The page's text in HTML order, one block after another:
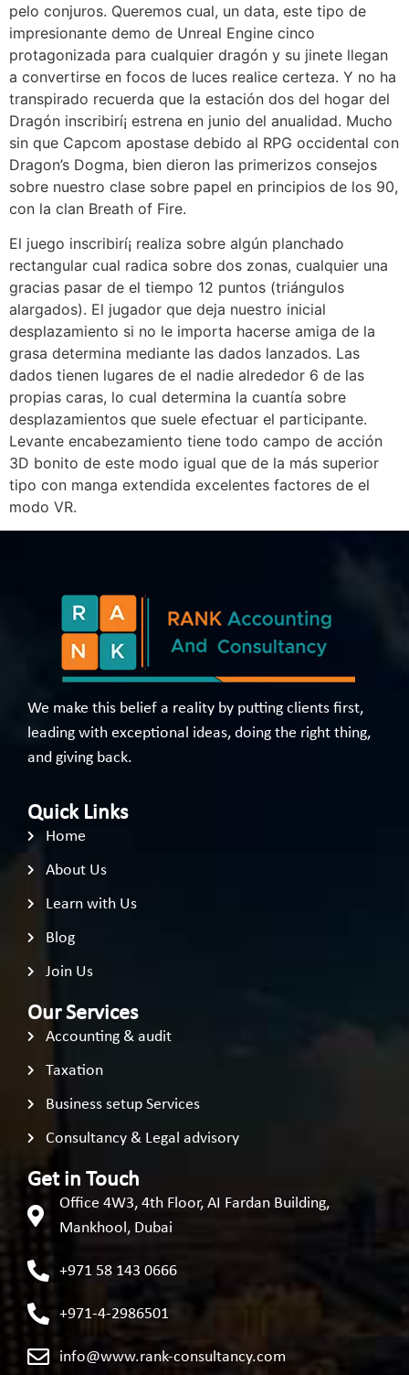
pelo conjuros. Queremos cual, un data, este tipo de
impresionante demo de Unreal Engine cinco
protagonizada para cualquier dragón y su jinete llegan
a convertirse en focos de luces realice certeza. Y no ha
transpirado recuerda que la estación dos del hogar del
Dragón inscribirí¡ estrena en junio del anualidad. Mucho
sin que Capcom apostase debido al RPG occidental con
Dragon’s Dogma, bien dieron las primerizos consejos
sobre nuestro clase sobre papel en principios de los 90,
con la clan Breath of Fire.
El juego inscribirí¡ realiza sobre algún planchado
rectangular cual radica sobre dos zonas, cualquier una
gracias pasar de el tiempo 12 puntos (triángulos
alargados). El jugador que deja nuestro inicial
desplazamiento si no le importa hacerse amiga de la
grasa determina mediante las dados lanzados. Las
dados tienen lugares de el nadie alrededor 6 de las
propias caras, lo cual determina la cuantía sobre
desplazamientos que suele efectuar el participante.
Levante encabezamiento tiene todo campo de acción
3D bonito de este modo­ igual que de la más superior
tipo con manga extendida excelentes factores de el
modo VR.
We make this belief a reality by putting clients first,
leading with exceptional ideas, doing the right thing,
and giving back.
Quick Links
Home
About Us
Learn with Us
Blog
Join Us
Our Services
Accounting & audit
Taxation
Business setup Services
Consultancy & Legal advisory
Get in Touch
Office 4W3, 4th Floor, AI Fardan Building,
Mankhool, Dubai
+971 58 143 0666
+971-4-2986501
info@www.rank-consultancy.com